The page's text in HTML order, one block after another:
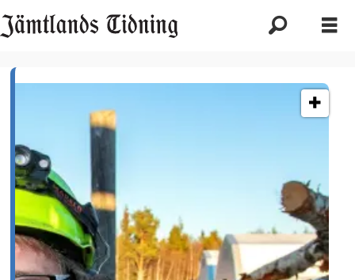
Etikett:
of
sweden